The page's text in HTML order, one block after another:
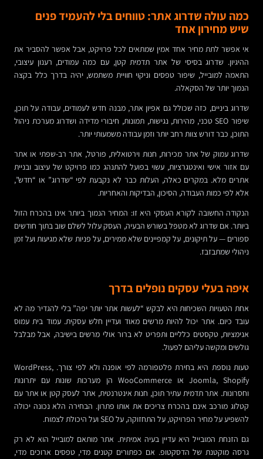
כמה עולה שדרוג אתר: טווחים בלי להעמיד פנים
שיש מחירון אחד
אי אפשר לתת מחיר אחד אמין שמתאים לכל פרויקט, אבל אפשר להסביר את
ההיגיון. שדרוג בסיסי של אתר תדמית קטן, עם כמה עמודים, רענון עיצובי,
התאמה למובייל, שיפור טפסים וניקוי חוויית משתמש, יהיה בדרך כלל בקצה
הנמוך יותר של הסקאלה.
שדרוג ביניים, כזה שכולל גם אפיון אתר, מבנה חדש לעמודים, עבודה על תוכן,
שיפור SEO טכני, מהירות, נגישות, תמונות, חיבורי מדידה ושדרוג מערכת ניהול
התוכן, כבר דורש צוות רחב יותר וזמן עבודה משמעותי יותר.
שדרוג עמוק של אתר מכירות, חנות וירטואלית, פורטל, אתר רב-שפתי או אתר
עם אזור אישי ואינטגרציות, עשוי בפועל להתנהג כמו פרויקט של עיצוב ובניית
אתרים מלא. במקרים כאלה, העלות כבר לא נקבעת לפי “שדרוג” או “חדש”,
אלא לפי כמות העבודה, הסיכון, הבדיקות והאחריות.
הנקודה החשובה לקורא העסקי היא זו: המחיר הנמוך ביותר אינו בהכרח הזול
ביותר. אם שדרוג לא מטפל בשורש הבעיה, העסק עלול לשלם שוב בתוך חודשים
ספורים — על תיקונים, על קמפיינים שלא ממירים, על פניות שלא מגיעות ועל זמן
ניהולי שמתבזבז.
איפה בעלי עסקים נופלים בדרך
אחת הטעויות השכיחות היא לבקש “לעשות אתר יותר יפה” בלי להגדיר מה לא
עובד כיום. אתר יכול להיות מרשים מאוד ועדיין חלש עסקית. עמוד בית עמוס
אנימציות, טקסטים כלליים ותפריט לא ברור אולי מרשים בישיבה, אבל מבלבל
גולשים ומקשה עליהם לפעול.
טעות נוספת היא בחירת פלטפורמה לפי אופנה ולא לפי צורך. WordPress,
Joomla, Shopify או WooCommerce הן מערכות שונות עם יתרונות
וחסרונות. אתר תדמית עתיר תוכן, חנות אינטרנטית, אתר לעסק קטן או אתר עם
קטלוג מורכב אינם בהכרח צריכים את אותו פתרון. הבחירה הלא נכונה יכולה
להשפיע על מחיר הפרויקט, על התחזוקה, על SEO ועל היכולת לצמוח.
גם הזנחת המובייל היא עדיין בעיה אמיתית. אתר מותאם למובייל הוא לא רק
גרסה מוקטנת של הדסקטופ. אם כפתורים קטנים מדי, טפסים ארוכים מדי,